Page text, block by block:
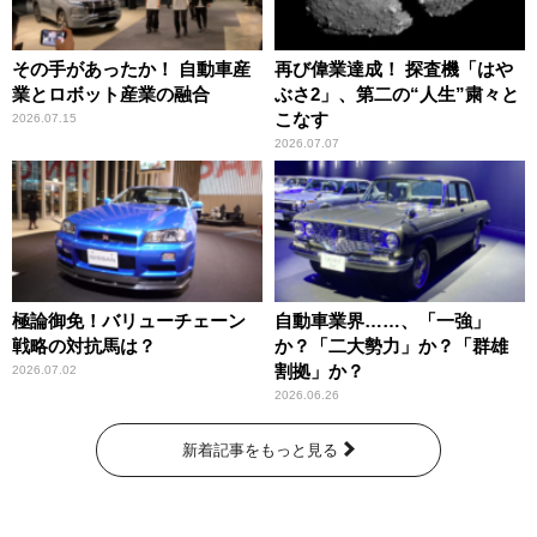
その手があったか！ 自動車産
業とロボット産業の融合
2026.07.15
再び偉業達成！ 探査機「はや
ぶさ2」、第二の“人生”粛々と
こなす
2026.07.07
極論御免！バリューチェーン
戦略の対抗馬は？
2026.07.02
自動車業界……、「一強」
か？「二大勢力」か？「群雄
割拠」か？
2026.06.26
新着記事をもっと見る